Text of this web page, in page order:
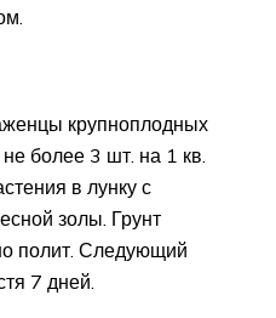
крупноплодных
более 3 шт. на 1 кв.
в лунку с
золы. Грунт
полит. Следующий
7 дней.